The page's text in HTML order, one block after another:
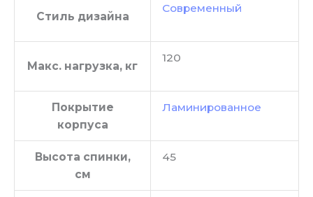
Стиль дизайна
Современный
Макс. нагрузка, кг
120
Покрытие
корпуса
Ламинированное
Высота спинки,
см
45